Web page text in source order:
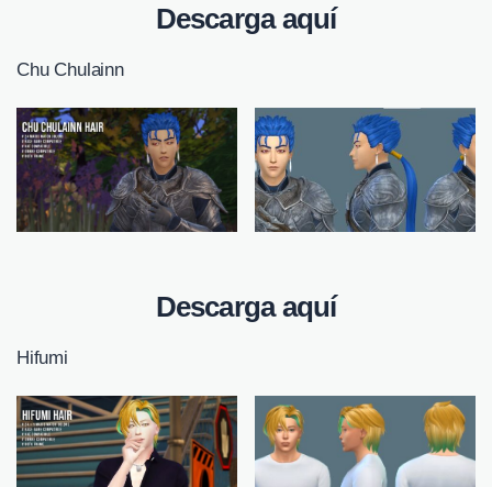
Descarga aquí
Chu Chulainn
Descarga aquí
Hifumi